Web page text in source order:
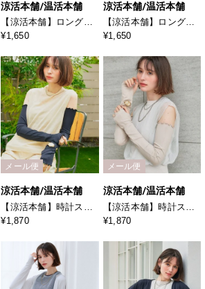
涼活本舗/温活本舗
【涼活本舗】ロングア
ームカバー
¥1,650
涼活本舗/温活本舗
【涼活本舗】ロングア
ームカバー
¥1,650
メール便
涼活本舗/温活本舗
【涼活本舗】時計スリ
ットアームカバー
¥1,870
メール便
涼活本舗/温活本舗
【涼活本舗】時計スリ
ットアームカバー
¥1,870